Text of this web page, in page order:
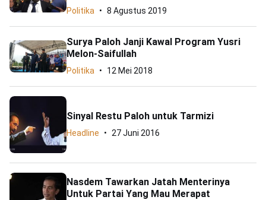
Politika 8 Agustus 2019
Surya Paloh Janji Kawal Program Yusri
Melon-Saifullah
Politika 12 Mei 2018
Sinyal Restu Paloh untuk Tarmizi
Headline 27 Juni 2016
Nasdem Tawarkan Jatah Menterinya
Untuk Partai Yang Mau Merapat